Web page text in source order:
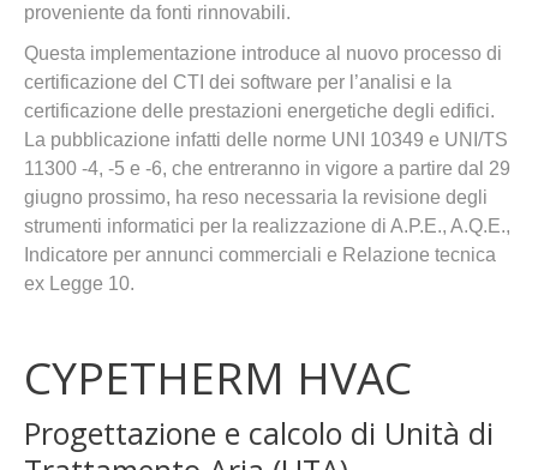
proveniente da fonti rinnovabili.
Questa implementazione introduce al nuovo processo di
certificazione del CTI dei software per l’analisi e la
certificazione delle prestazioni energetiche degli edifici.
La pubblicazione infatti delle norme UNI 10349 e UNI/TS
11300 -4, -5 e -6, che entreranno in vigore a partire dal 29
giugno prossimo, ha reso necessaria la revisione degli
strumenti informatici per la realizzazione di A.P.E., A.Q.E.,
Indicatore per annunci commerciali e Relazione tecnica
ex Legge 10.
CYPETHERM HVAC
Progettazione e calcolo di Unità di